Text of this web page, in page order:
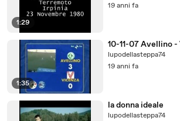
1:29
19 anni fa
1:35
10-11-07 Avellino
lupodellasteppa74
19 anni fa
la donna ideale
lupodellasteppa74